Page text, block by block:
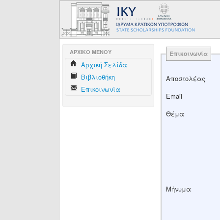
AΡΧΙΚΟ ΜΕΝΟΥ
Aρχική Σελίδα
Βιβλιοθήκη
Επικοινωνία
Επικοινωνία
Αποστολέας
Email
Θέμα
Μήνυμα